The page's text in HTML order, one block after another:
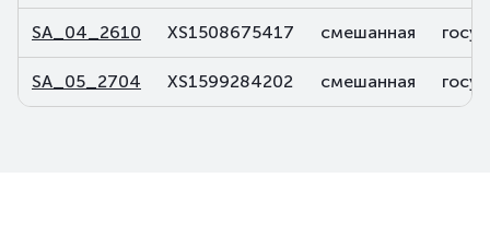
SA_04_2610 XS1508675417 смешанная
SA_05_2704 XS1599284202 смешанная